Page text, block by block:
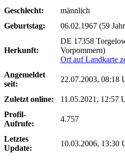
Geschlecht:
männlich
Geburtstag:
06.02.1967 (59
Herkunft:
DE 17358
Vorpommern)
Ort auf Landkarte
Angemeldet
seit:
22.07.2003, 08:18
Zuletzt online:
11.05.2021, 12:57
Profil-
Aufrufe:
4.757
Letztes
Update:
10.03.2006, 13:30